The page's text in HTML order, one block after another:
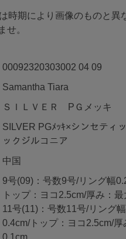
時期により画像のものと異
せ。
00092320303002 04 09
Samantha Tiara
ＳＩＬＶＥＲ PＧメッキ
SILVER PGﾒｯｷ×シンセティ
ックジルコニア
中国
9号(09)：号数9号/リング幅
トップ：ヨコ2.5cm/厚み：
11号(11)：号数11号/リング
0.4cm/トップ：ヨコ2.5cm/